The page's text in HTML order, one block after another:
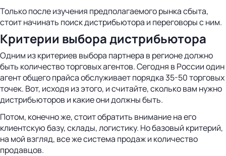
Только после изучения предполагаемого рынка сбыта,
стоит начинать поиск дистрибьютора и переговоры с ним.
Критерии выбора дистрибьютора
Одним из критериев выбора партнера в регионе должно
быть количество торговых агентов. Сегодня в России один
агент общего прайса обслуживает порядка 35-50 торговых
точек. Вот, исходя из этого, и считайте, сколько вам нужно
дистрибьюторов и какие они должны быть.
Потом, конечно же, стоит обратить внимание на его
клиентскую базу, склады, логистику. Но базовый критерий,
на мой взгляд, все же система продаж и количество
продавцов.